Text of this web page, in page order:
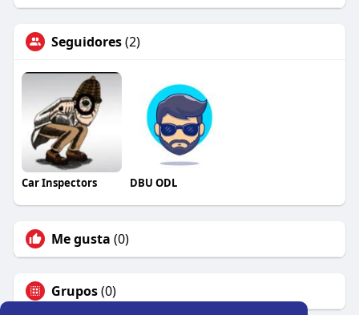
Seguidores(2)
Car Inspectors DBU ODL
Me gusta (0)
Grupos(0)